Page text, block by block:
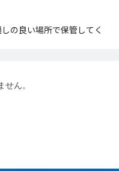
の良い場所で保管してく
せん。